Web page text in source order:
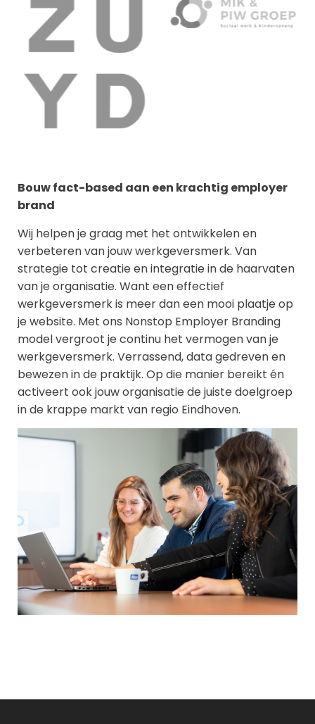
Bouw fact-based aan een krachtig employer
brand
Wij helpen je graag met het ontwikkelen en
verbeteren van jouw werkgeversmerk. Van
strategie tot creatie en integratie in de haarvaten
van je organisatie. Want een effectief
werkgeversmerk is meer dan een mooi plaatje op
je website. Met ons Nonstop Employer Branding
model vergroot je continu het vermogen van je
werkgeversmerk. Verrassend, data gedreven en
bewezen in de praktijk. Op die manier bereikt én
activeert ook jouw organisatie de juiste doelgroep
in de krappe markt van regio Eindhoven.